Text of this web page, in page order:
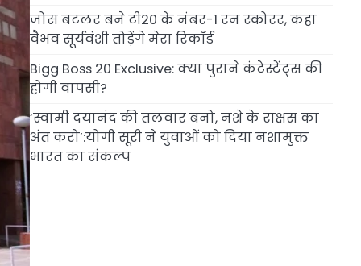
जोस बटलर बने टी20 के नंबर-1 रन स्कोरर, कहा
वैभव सूर्यवंशी तोड़ेंगे मेरा रिकॉर्ड
Bigg Boss 20 Exclusive: क्या पुराने कंटेस्टेंट्स की
होगी वापसी?
‘स्वामी दयानंद की तलवार बनो, नशे के राक्षस का
अंत करो’:योगी सूरी ने युवाओं को दिया नशामुक्त
भारत का संकल्प